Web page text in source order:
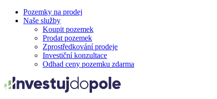
Pozemky na prodej
Naše služby
Koupit pozemek
Prodat pozemek
Zprostředkování prodeje
Investiční konzultace
Odhad ceny pozemku zdarma